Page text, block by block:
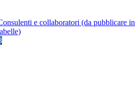
e collaboratori (da pubblicare in